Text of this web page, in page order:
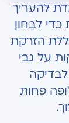
ניגוד?
להעריך
לבחון
הזרקת
על גבי
פחות